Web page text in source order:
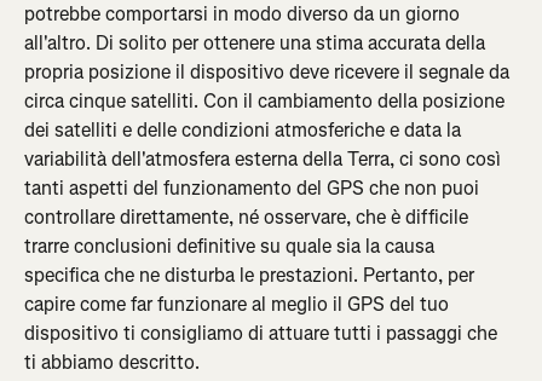
potrebbe comportarsi in modo diverso da un giorno
all'altro. Di solito per ottenere una stima accurata della
propria posizione il dispositivo deve ricevere il segnale da
circa cinque satelliti. Con il cambiamento della posizione
dei satelliti e delle condizioni atmosferiche e data la
variabilità dell'atmosfera esterna della Terra, ci sono così
tanti aspetti del funzionamento del GPS che non puoi
controllare direttamente, né osservare, che è difficile
trarre conclusioni definitive su quale sia la causa
specifica che ne disturba le prestazioni. Pertanto, per
capire come far funzionare al meglio il GPS del tuo
dispositivo ti consigliamo di attuare tutti i passaggi che
ti abbiamo descritto.